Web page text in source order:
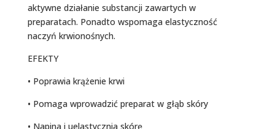
aktywne działanie substancji zawartych w
preparatach. Ponadto wspomaga elastyczność
naczyń krwionośnych.
EFEKTY
• Poprawia krążenie krwi
• Pomaga wprowadzić preparat w głąb skóry
• Napina i uelastycznia skórę